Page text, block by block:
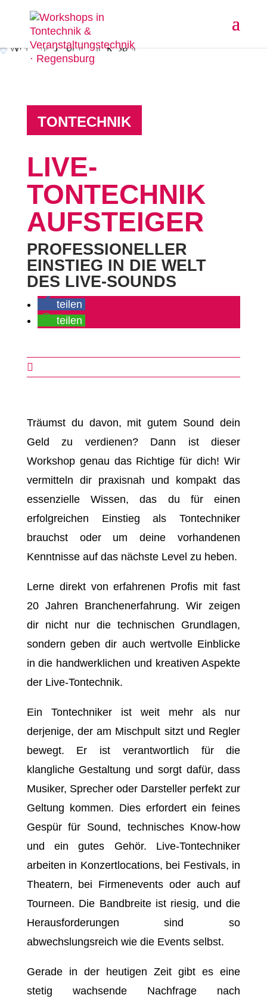
TONTECHNIK
LIVE-
TONTECHNIK
AUFSTEIGER
PROFESSIONELLER
EINSTIEG IN DIE WELT
DES LIVE-SOUNDS
teilen
teilen

Träumst du davon, mit gutem Sound dein
Geld zu verdienen? Dann ist dieser
Workshop genau das Richtige für dich! Wir
vermitteln dir praxisnah und kompakt das
essenzielle Wissen, das du für einen
erfolgreichen Einstieg als Tontechniker
brauchst oder um deine vorhandenen
Kenntnisse auf das nächste Level zu heben.
Lerne direkt von erfahrenen Profis mit fast
20 Jahren Branchenerfahrung. Wir zeigen
dir nicht nur die technischen Grundlagen,
sondern geben dir auch wertvolle Einblicke
in die handwerklichen und kreativen Aspekte
der Live-Tontechnik.
Ein Tontechniker ist weit mehr als nur
derjenige, der am Mischpult sitzt und Regler
bewegt. Er ist verantwortlich für die
klangliche Gestaltung und sorgt dafür, dass
Musiker, Sprecher oder Darsteller perfekt zur
Geltung kommen. Dies erfordert ein feines
Gespür für Sound, technisches Know-how
und ein gutes Gehör. Live-Tontechniker
arbeiten in Konzertlocations, bei Festivals, in
Theatern, bei Firmenevents oder auch auf
Tourneen. Die Bandbreite ist riesig, und die
Herausforderungen sind so
abwechslungsreich wie die Events selbst.
Gerade in der heutigen Zeit gibt es eine
stetig wachsende Nachfrage nach